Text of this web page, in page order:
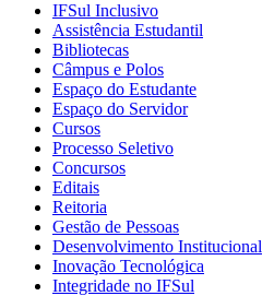
IFSul Inclusivo
Assistência Estudantil
Bibliotecas
Câmpus e Polos
Espaço do Estudante
Espaço do Servidor
Cursos
Processo Seletivo
Concursos
Editais
Reitoria
Gestão de Pessoas
Desenvolvimento Institucional
Inovação Tecnológica
Integridade no IFSul